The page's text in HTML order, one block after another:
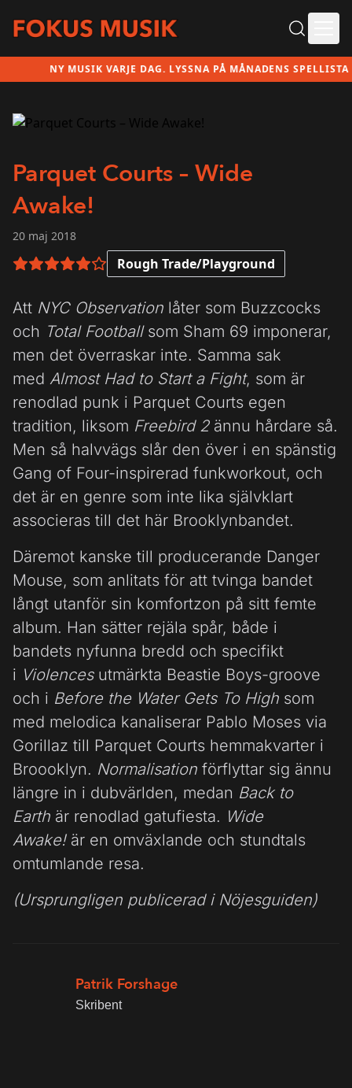
NY MUSIK VARJE DAG. LYSSNA PÅ MÅNADENS SPELLISTA
Parquet Courts – Wide
Awake!
20 maj 2018
5 av 6 i betyg Rough Trade/Playground
Att NYC Observation låter som Buzzcocks
och Total Football som Sham 69 imponerar,
men det överraskar inte. Samma sak
med Almost Had to Start a Fight, som är
renodlad punk i Parquet Courts egen
tradition, liksom Freebird 2ännu hårdare så.
Men så halvvägs slår den över i en spänstig
Gang of Four-inspirerad funkworkout, och
det är en genre som inte lika självklart
associeras till det här Brooklynbandet.
Däremot kanske till producerande Danger
Mouse, som anlitats för att tvinga bandet
långt utanför sin komfortzon på sitt femte
album. Han sätter rejäla spår, både i
bandets nyfunna bredd och specifikt
i Violencesutmärkta Beastie Boys-groove
och i Before the Water Gets To High som
med melodica kanaliserar Pablo Moses via
Gorillaz till Parquet Courts hemmakvarter i
Broooklyn. Normalisation förflyttar sig ännu
längre in i dubvärlden, medan Back to
Earth är renodlad gatufiesta. Wide
Awake!är en omväxlande och stundtals
omtumlande resa.
(Ursprungligen publicerad i Nöjesguiden)
Patrik Forshage
Skribent